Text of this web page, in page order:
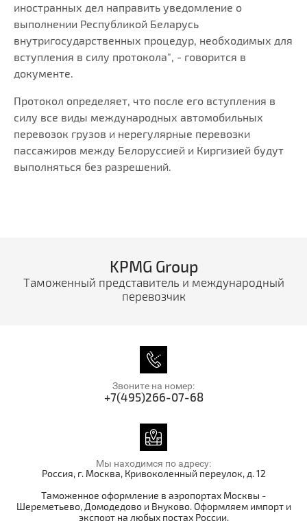
иностранных дел направить уведомление о
выполнении Республикой Беларусь
внутригосударственных процедур, необходимых для
вступления в силу протокола", - говорится в
документе.
Протокол определяет, что после его вступления в
силу все виды международных автомобильных
перевозок грузов и нерегулярные перевозки
пассажиров между Белоруссией и Киргизией будут
выполняться без разрешений.
KPMG Group
Таможенный представитель и международный
перевозчик
Звоните на номер:
+7(495)266-07-68
Мы находимся по адресу:
Россия, г. Москва, Кривоколенный переулок, д. 12
Таможенное оформление в аэропортах Москвы -
Шереметьево, Домодедово и Внуково. Оформляем импорт и
экспорт на любых постах России.